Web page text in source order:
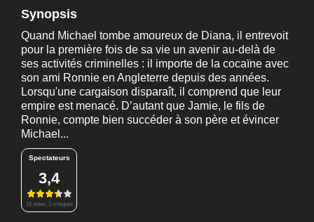
Synopsis
Quand Michael tombe amoureux de Diana, il entrevoit
pour la première fois de sa vie un avenir au-delà de
ses activités criminelles : il importe de la cocaïne avec
son ami Ronnie en Angleterre depuis des années.
Lorsqu'une cargaison disparaît, il comprend que leur
empire est menacé. D’autant que Jamie, le fils de
Ronnie, compte bien succéder à son père et évincer
Michael...
Spectateurs
3,4
15 notes, 2 critiques